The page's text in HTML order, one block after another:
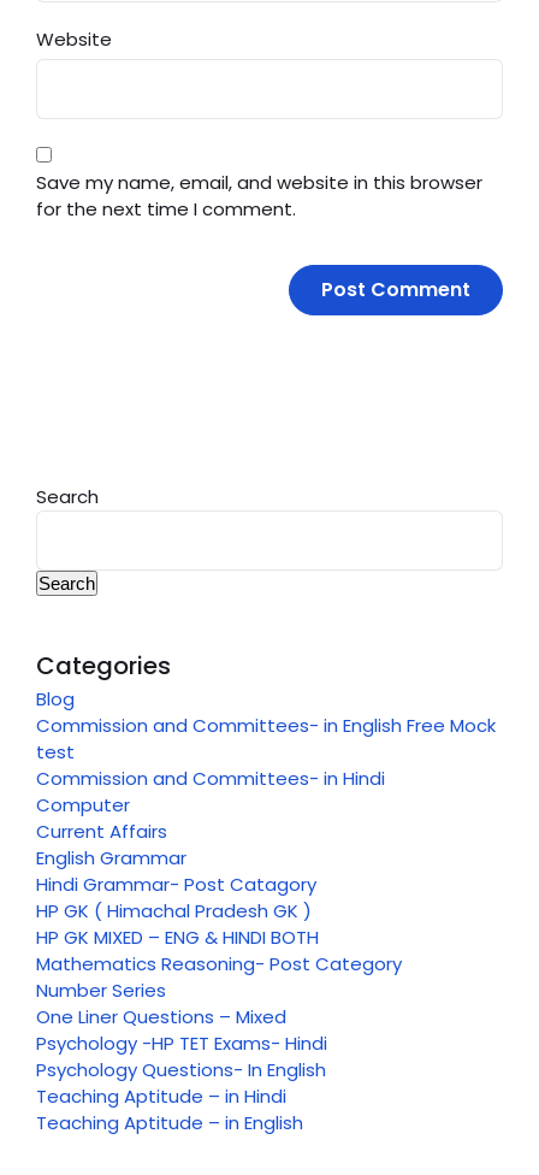
Website
Save my name, email, and website in this browser
for the next time I comment.
Search
Search
Categories
Blog
Commission and Committees- in English Free Mock
test
Commission and Committees- in Hindi
Computer
Current Affairs
English Grammar
Hindi Grammar- Post Catagory
HP GK ( Himachal Pradesh GK )
HP GK MIXED – ENG & HINDI BOTH
Mathematics Reasoning- Post Category
Number Series
One Liner Questions – Mixed
Psychology -HP TET Exams- Hindi
Psychology Questions- In English
Teaching Aptitude – in Hindi
Teaching Aptitude – in English